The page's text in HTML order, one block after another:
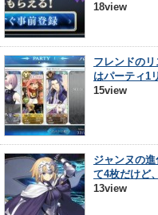
18view
フレンドの
はパーティ1
15view
ジャンヌの
て4枚だけど
13view